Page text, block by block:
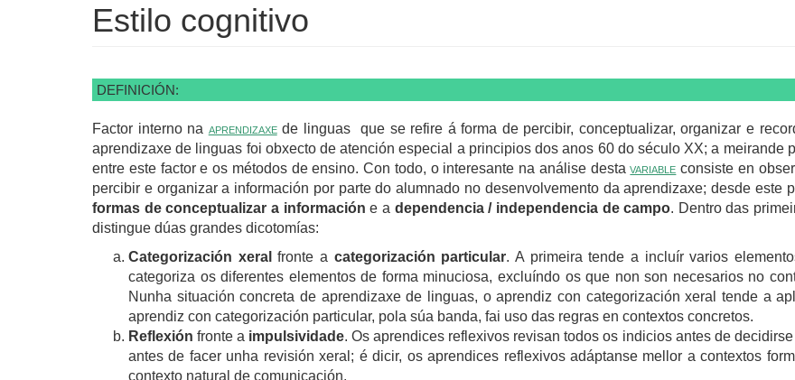
Estilo cognitivo
DEFINICIÓN:
Factor interno na aprendizaxede linguas que se refire á forma de percibir, conceptualizar, organizar e
aprendizaxe de linguas foi obxecto de atención especial a principios dos anos 60 do século XX; a meirande
entre este factor e os métodos de ensino. Con todo, o interesante na análise destavariable consiste en
percibir e organizar a información por parte do alumnado no desenvolvemento da aprendizaxe; desde este
formas de conceptualizar a información e a dependencia / independencia de campo. Dentro das
distingue dúas grandes dicotomías:
Categorización xeral fronte a categorización particular. A primeira tende a incluír varios
categoriza os diferentes elementos de forma minuciosa, excluíndo os que non son necesarios no
Nunha situación concreta de aprendizaxe de linguas, o aprendiz con categorización xeral tende a
aprendiz con categorización particular, pola súa banda, fai uso das regras en contextos concretos.
Reflexiónfronte a impulsividade. Os aprendices reflexivos revisan todos os indicios antes de
antes de facer unha revisión xeral; é dicir, os aprendices reflexivos adáptanse mellor a contextos
contexto natural de comunicación.